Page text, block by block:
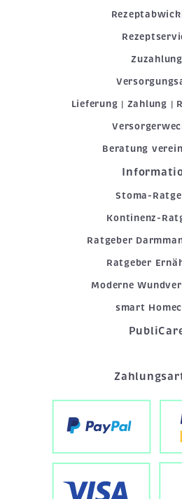
Zuzahlung
Lieferung | Zahlung |
Beratung
Stoma-
Kontinenz-
Ratgeber
Ratgeber
Moderne
smart